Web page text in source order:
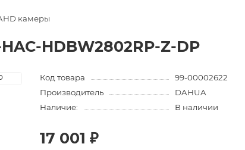
камеры
HDBW2802RP-Z-DP
Код товара
99-00002622
Производитель
DAHUA
Наличие:
В наличии
17 001 ₽